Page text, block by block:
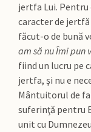
jertfa Lui.
caracter de jertfă
făcut-o de bună
am să nu Îmi pun
fiind un lucru pe
jertfa, şi nu e
Mântuitorul de
suferinţă pentru
unit cu